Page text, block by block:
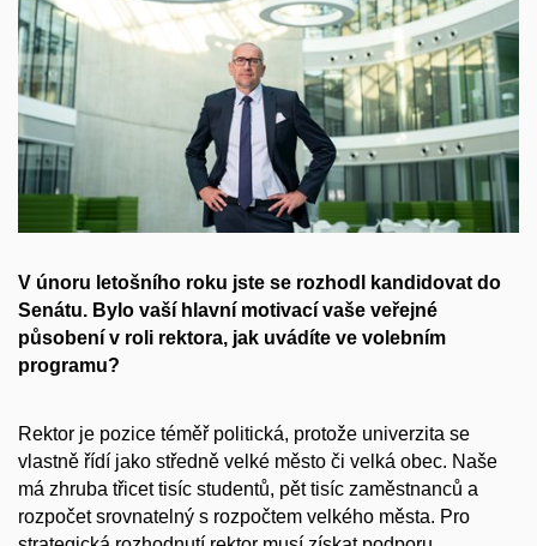
V únoru letošního roku jste se rozhodl kandidovat do
Senátu. Bylo vaší hlavní motivací vaše veřejné
působení v roli rektora, jak uvádíte ve volebním
programu?
Rektor je pozice téměř politická, protože univerzita se
vlastně řídí jako středně velké město či velká obec. Naše
má zhruba třicet tisíc studentů, pět tisíc zaměstnanců a
rozpočet srovnatelný s rozpočtem velkého města. Pro